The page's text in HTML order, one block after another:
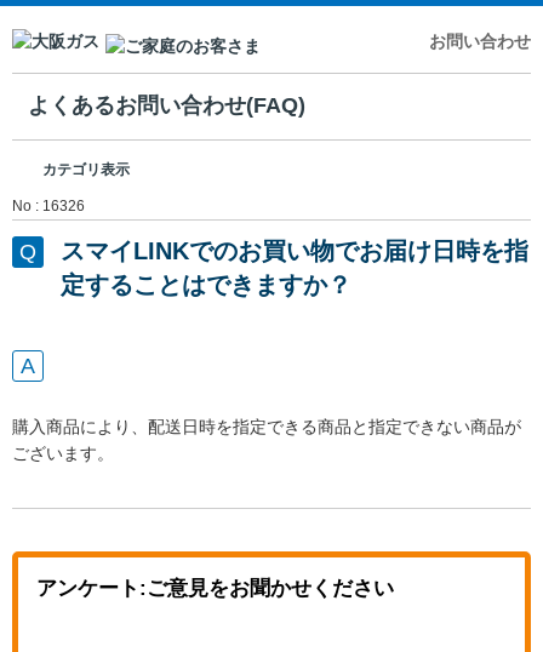
お問い合わせ
よくあるお問い合わせ(FAQ)
カテゴリ表示
No : 16326
スマイLINKでのお買い物でお届け日時を指
定することはできますか？
購入商品により、配送日時を指定できる商品と指定できない商品が
ございます。
アンケート:ご意見をお聞かせください